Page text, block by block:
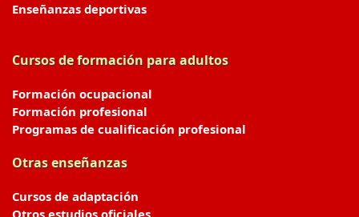
Enseñanzas deportivas
Cursos de formación para adultos
Formación ocupacional
Formación profesional
Programas de cualificación profesional
Otras enseñanzas
Cursos de adaptación
Otros estudios oficiales